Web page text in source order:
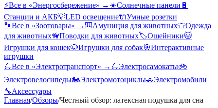
⚡Все в «Энергосбережение» → ☀️Солнечные панели 🔋
Станции и АКБ💡LED освещение🔌Умные розетки
🐾Все в «Зоотовары» → 🎒Амуниция для животных👕Одежда
для животных🦮Поводки для животных🏷️Ошейники🐱
Игрушки для кошек🐶Игрушки для собак🎯Интерактивные
игрушки
🛴Все в «Электротранспорт» → 🛴Электросамокаты🚲
Электровелосипеды🏍️Электромотоциклы🚗Электромобили
🔧Аксессуары
Главная/Обзоры/Честный обзор: латексная подушка для сна